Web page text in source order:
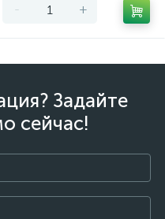
- +
Задайте
сейчас!